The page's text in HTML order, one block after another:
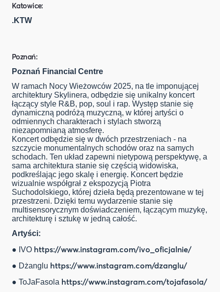
Katowice:
.KTW
Poznań:
Poznań Financial Centre
W ramach Nocy Wieżowców 2025, na tle imponującej
architektury Skylinera, odbędzie się unikalny koncert
łączący style R&B, pop, soul i rap. Występ stanie się
dynamiczną podróżą muzyczną, w której artyści o
odmiennych charakterach i stylach stworzą
niezapomnianą atmosferę.
Koncert odbędzie się w dwóch przestrzeniach - na
szczycie monumentalnych schodów oraz na samych
schodach. Ten układ zapewni nietypową perspektywę, a
sama architektura stanie się częścią widowiska,
podkreślając jego skalę i energię. Koncert będzie
wizualnie współgrał z ekspozycją Piotra
Suchodolskiego, której dzieła będą prezentowane w tej
przestrzeni. Dzięki temu wydarzenie stanie się
multisensorycznym doświadczeniem, łączącym muzykę,
architekturę i sztukę w jedną całość.
Artyści:
● IVO https://www.instagram.com/ivo_oficjalnie/
● Dżanglu https://www.instagram.com/dzanglu/
● ToJaFasola https://www.instagram.com/tojafasola/